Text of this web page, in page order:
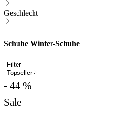
Geschlecht
Schuhe Winter-Schuhe
Filter
Topseller
- 44 %
Sale